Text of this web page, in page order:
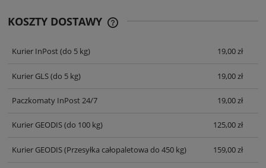
KOSZTY DOSTAWY
Kurier InPost(do 5 kg) 19,00 zł
Kurier GLS(do 5 kg) 19,00 zł
Paczkomaty InPost 24/7 19,00 zł
Kurier GEODIS(do 100 kg) 125,00 zł
Kurier GEODIS(Przesyłka całopaletowa do 450 kg) 159,00 zł